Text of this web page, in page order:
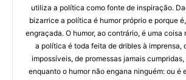
utiliza a política como fonte de inspiração.
bizarrice a política é humor próprio e porque
engraçada. O humor, ao contrário, é uma coisa
a política é toda feita de dribles à imprensa,
impossíveis, de promessas jamais
enquanto o humor não engana ninguém: ou é